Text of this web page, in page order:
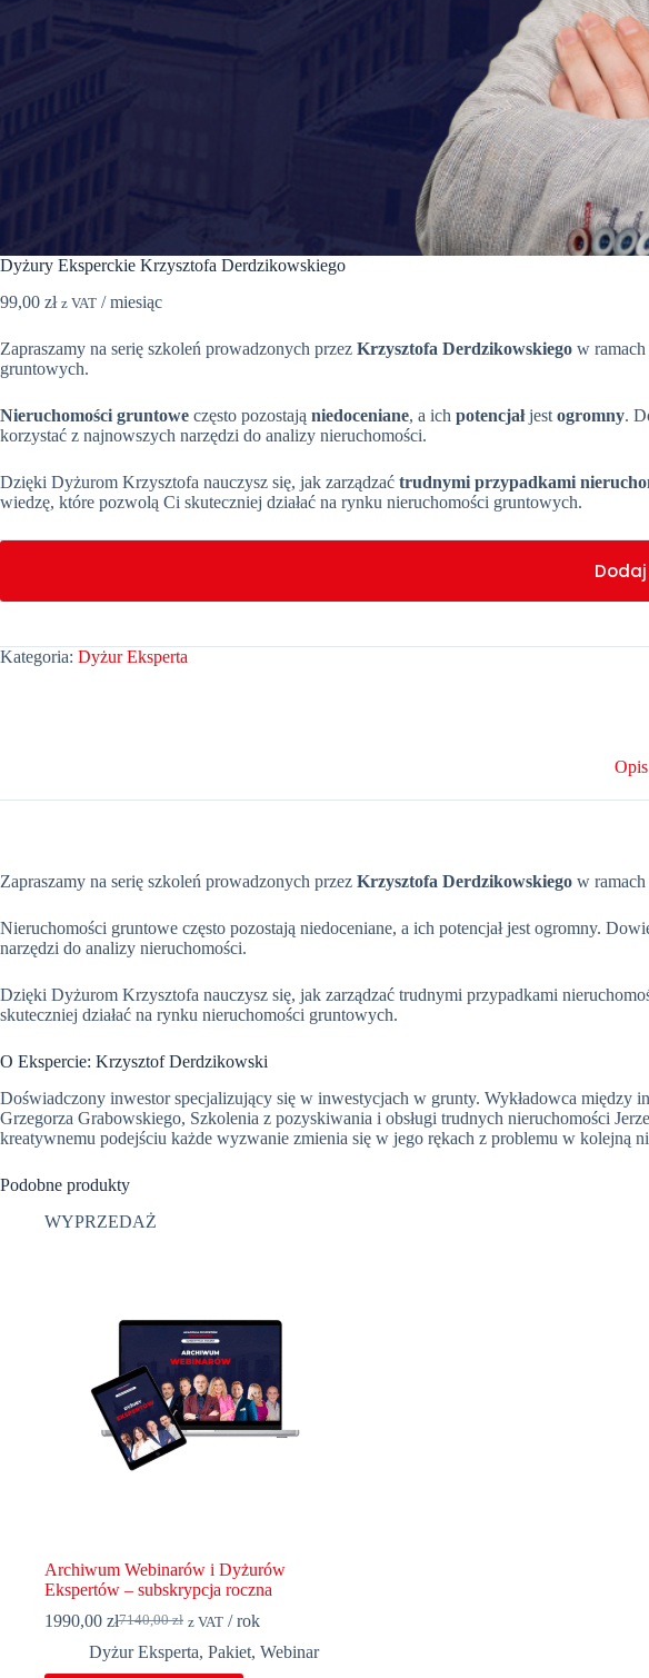
Dyżury Eksperckie Krzysztofa Derdzikowskiego
99,00 zł z VAT / miesiąc
Zapraszamy na serię szkoleń prowadzonych przez Krzysztofa Derdzikowskiego w ramach
gruntowych.
Nieruchomości gruntowe często pozostają niedoceniane, a ich potencjałjest ogromny.
korzystać z najnowszych narzędzi do analizy nieruchomości.
Dzięki Dyżurom Krzysztofa nauczysz się, jak zarządzać trudnymi przypadkami
wiedzę, które pozwolą Ci skuteczniej działać na rynku nieruchomości gruntowych.
Kategoria: Dyżur Eksperta
Opis
Zapraszamy na serię szkoleń prowadzonych przez Krzysztofa Derdzikowskiego w ramach
Nieruchomości gruntowe często pozostają niedoceniane, a ich potencjał jest ogromny.
narzędzi do analizy nieruchomości.
Dzięki Dyżurom Krzysztofa nauczysz się, jak zarządzać trudnymi przypadkami
skuteczniej działać na rynku nieruchomości gruntowych.
O Ekspercie: Krzysztof Derdzikowski
Doświadczony inwestor specjalizujący się w inwestycjach w grunty. Wykładowca
Grzegorza Grabowskiego, Szkolenia z pozyskiwania i obsługi trudnych nieruchomości
kreatywnemu podejściu każde wyzwanie zmienia się w jego rękach z problemu w kolejną
Podobne produkty
WYPRZEDAŻ
Archiwum Webinarów i Dyżurów
Ekspertów – subskrypcja roczna
7140,00zł
1990,00 zł z VAT / rok
Dyżur Eksperta, Pakiet, Webinar